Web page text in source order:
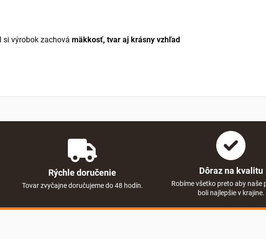
si výrobok zachová mäkkosť, tvar aj krásny vzhľad
Rýchle doručenie
Tovar zvyčajne doručujeme do 48 hodín.
Dôraz na kvalitu
Robíme všetko preto aby naše
boli najlepšie v krajine.